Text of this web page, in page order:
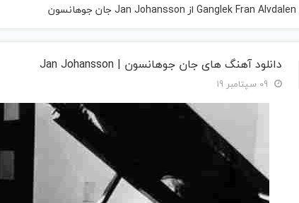
دانلود آهنگ های جان جوهانسون | Jan Johansson